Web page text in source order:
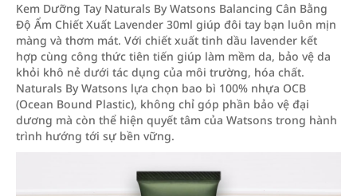
Kem Dưỡng Tay Naturals By Watsons Balancing Cân Bằng
Độ Ẩm Chiết Xuất Lavender 30ml giúp đôi tay bạn luôn mịn
màng và thơm mát. Với chiết xuất tinh dầu lavender kết
hợp cùng công thức tiên tiến giúp làm mềm da, bảo vệ da
khỏi khô nẻ dưới tác dụng của môi trường, hóa chất.
Naturals By Watsons lựa chọn bao bì 100% nhựa OCB
(Ocean Bound Plastic), không chỉ góp phần bảo vệ đại
dương mà còn thể hiện quyết tâm của Watsons trong hành
trình hướng tới sự bền vững.